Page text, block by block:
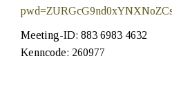
Meeting-ID: 883 6983 4632
Kenncode: 260977